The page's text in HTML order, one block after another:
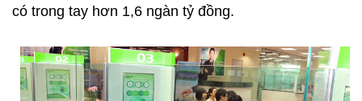
có trong tay hơn 1,6 ngàn tỷ đồng.